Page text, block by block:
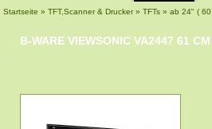
Startseite » TFT,Scanner & Drucker» TFTs » ab 24" (
B-WARE VIEWSONIC VA2447 61